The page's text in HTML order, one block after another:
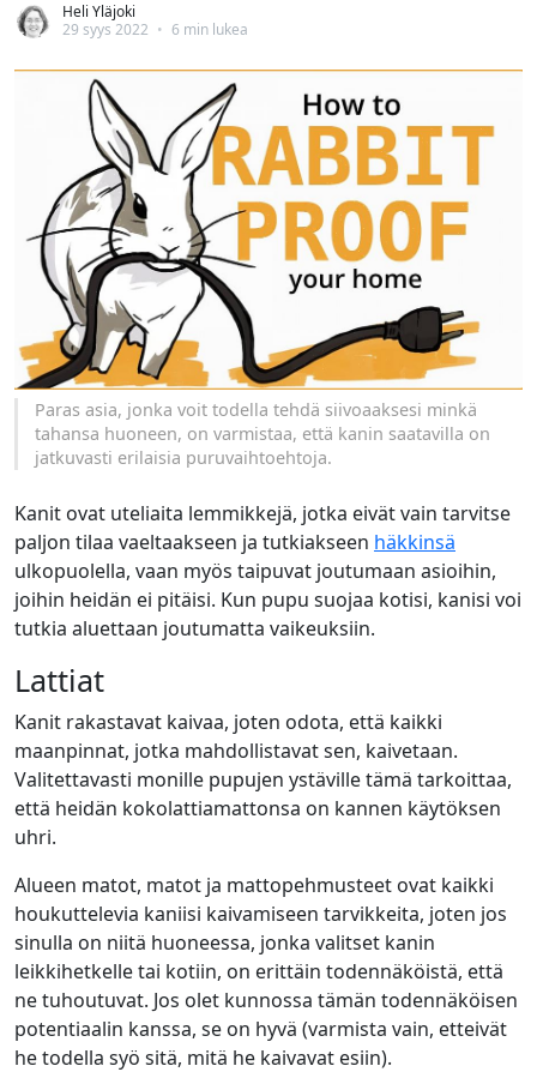
Heli Yläjoki
29 syys 2022 • 6 min lukea
Paras asia, jonka voit todella tehdä siivoaaksesi minkä
tahansa huoneen, on varmistaa, että kanin saatavilla on
jatkuvasti erilaisia puruvaihtoehtoja.
Kanit ovat uteliaita lemmikkejä, jotka eivät vain tarvitse
paljon tilaa vaeltaakseen ja tutkiakseen häkkinsä
ulkopuolella, vaan myös taipuvat joutumaan asioihin,
joihin heidän ei pitäisi. Kun pupu suojaa kotisi, kanisi voi
tutkia aluettaan joutumatta vaikeuksiin.
Lattiat
Kanit rakastavat kaivaa, joten odota, että kaikki
maanpinnat, jotka mahdollistavat sen, kaivetaan.
Valitettavasti monille pupujen ystäville tämä tarkoittaa,
että heidän kokolattiamattonsa on kannen käytöksen
uhri.
Alueen matot, matot ja mattopehmusteet ovat kaikki
houkuttelevia kaniisi kaivamiseen tarvikkeita, joten jos
sinulla on niitä huoneessa, jonka valitset kanin
leikkihetkelle tai kotiin, on erittäin todennäköistä, että
ne tuhoutuvat. Jos olet kunnossa tämän todennäköisen
potentiaalin kanssa, se on hyvä (varmista vain, etteivät
he todella syö sitä, mitä he kaivavat esiin).